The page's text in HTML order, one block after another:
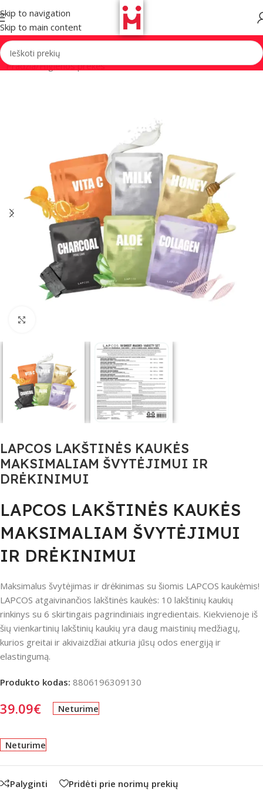
Skip to navigation
Skip to main content
Pradžia/Higienos prekės
LAPCOS LAKŠTINĖS KAUKĖS
MAKSIMALIAM ŠVYTĖJIMUI IR
DRĖKINIMUI
LAPCOS LAKŠTINĖS KAUKĖS
MAKSIMALIAM ŠVYTĖJIMUI
IR DRĖKINIMUI
Maksimalus švytėjimas ir drėkinimas su šiomis LAPCOS kaukėmis!
LAPCOS atgaivinančios lakštinės kaukės: 10 lakštinių kaukių
rinkinys su 6 skirtingais pagrindiniais ingredientais. Kiekvienoje iš
šių vienkartinių lakštinių kaukių yra daug maistinių medžiagų,
kurios greitai ir akivaizdžiai atkuria jūsų odos energiją ir
elastingumą.
Produkto kodas: 8806196309130
39.09€ Neturime
Neturime
Palyginti Pridėti prie norimų prekių